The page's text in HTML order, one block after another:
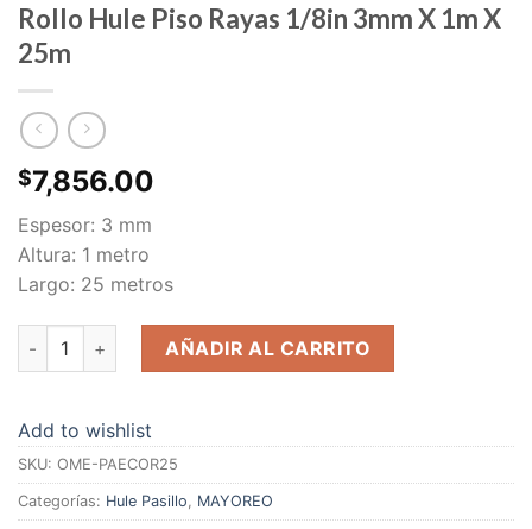
Rollo Hule Piso Rayas 1/8in 3mm X 1m X
25m
$7,856.00
Espesor: 3 mm
Altura: 1 metro
Largo: 25 metros
Rollo Hule Piso Rayas 1/8in 3mm X 1m X 25m cantidad
AÑADIR AL CARRITO
Add to wishlist
SKU: OME-PAECOR25
Categorías: Hule Pasillo, MAYOREO